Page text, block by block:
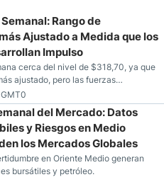
Rango de
Ajustado a Medida que los
Impulso
cerca del nivel de $318,70, ya que
ajustado, pero las fuerzas
de que una mayor volatilidad
del Mercado: Datos
y Riesgos en Medio
los Mercados Globales
en Oriente Medio generan
bursátiles y petróleo.